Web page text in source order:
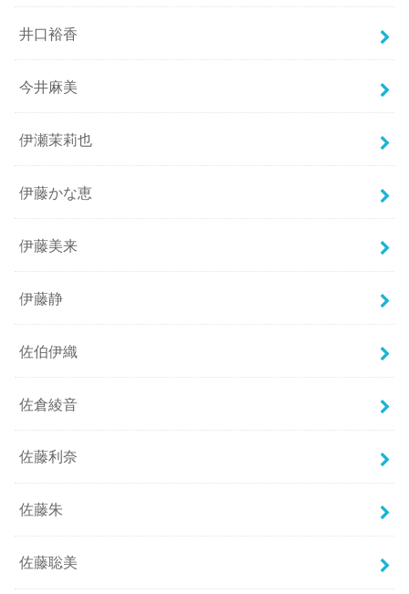
井口裕香
今井麻美
伊瀬茉莉也
伊藤かな恵
伊藤美来
伊藤静
佐伯伊織
佐倉綾音
佐藤利奈
佐藤朱
佐藤聡美